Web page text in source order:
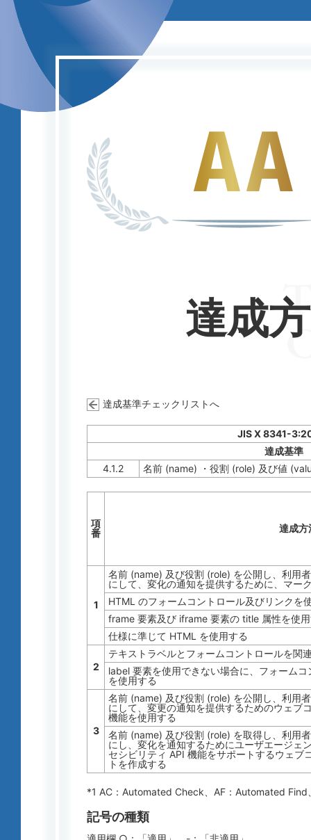
達成
達成基準チェックリストへ
JIS X 8341-
達成基準
4.1.2
名前 (name) ・役割 (role) 及び値
項
番
達成方
1
名前 (name) 及び役割 (role) を公開し、利用
にして、変化の通知を提供するために、マー
HTML のフォームコントロール及びリンクを
frame 要素及び iframe 要素の title 属性を使
仕様に準じて HTML を使用する
2
テキストラベルとフォームコントロールを関
label 要素を使用できない場合に、フォーム
を使用する
3
名前 (name) 及び役割 (role) を公開し、利用
にして、変更の通知を提供するためのウェブ
機能を使用する
名前 (name) 及び役割 (role) を取得し、利用
にし、変化を通知するためにユーザエージェ
セシビリティ API 機能をサポートするウェブ
トを作成する
*1 AC： Automated Check 、AF： Automated Find
記号の種類